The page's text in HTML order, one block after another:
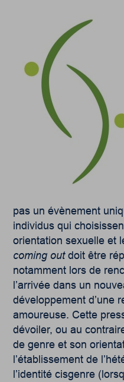
pas un évènement
individus qui
orientation sexuelle et
coming outdoit être
notamment lors de
l’arrivée dans un
développement d’une
amoureuse. Cette
dévoiler, ou au
de genre et son
l’établissement de
l’identité cisgenre